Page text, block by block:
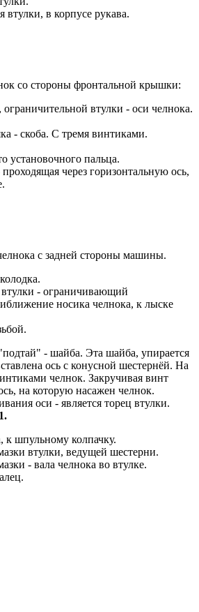
втулки, в корпусе рукава.
со стороны фронтальной крышки:
втулки - оси челнока.
- скоба. С тремя винтиками.
установочного пальца.
через горизонтальную ось,
с задней стороны машины.
- ограничивающий
носика челнока, к лыске
- шайба. Эта шайба, упирается
ось с конусной шестернёй. На
челнок. Закручивая винт
на которую насажен челнок.
оси - является торец втулки.
к шпульному колпачку.
втулки, ведущей шестерни.
- вала челнока во втулке.